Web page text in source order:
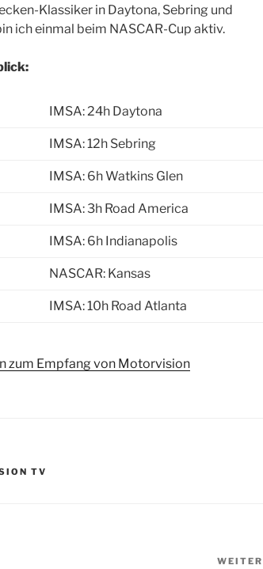
Klassiker in Daytona, Sebring und
ich einmal beim NASCAR-Cup aktiv.
IMSA: 24h Daytona
IMSA: 12h Sebring
IMSA: 6h Watkins Glen
IMSA: 3h Road America
IMSA: 6h Indianapolis
NASCAR: Kansas
IMSA: 10h Road Atlanta
zum Empfang von Motorvision
TV
WEITER